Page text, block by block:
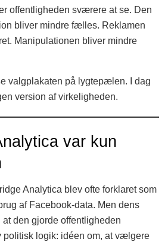
offentligheden sværere at se. Den
bliver mindre fælles. Reklamen
Manipulationen bliver mindre
valgplakaten på lygtepælen. I dag
version af virkeligheden.
var kun
Analytica blev ofte forklaret som
af Facebook-data. Men dens
den gjorde offentligheden
logik: idéen om, at vælgere